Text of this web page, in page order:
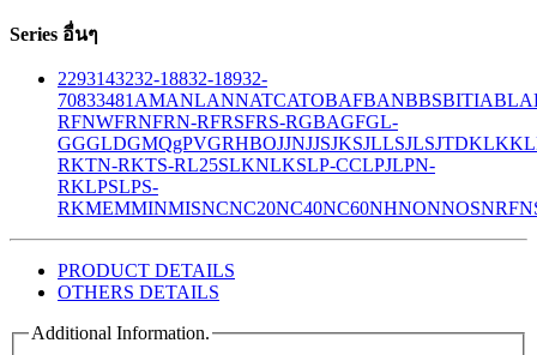
Series อื่นๆ
2293143232-18832-18932-
70833481 AMANLANNATCATOBAFBANBBSBITIABLA
RFNWFRNFRN-RFRSFRS-RGBAGFGL-
GGGLDGMQgPVGRHBOJJNJJSJKSJLLSJLSJTDKLK
RKTN-RKTS-RL25SLKNLKSLP-CCLPJLPN-
RKLPSLPS-
RKMEMMINMISNCNC20NC40NC60NHNONNOSNRF
PRODUCT DETAILS
OTHERS DETAILS
Additional Information.